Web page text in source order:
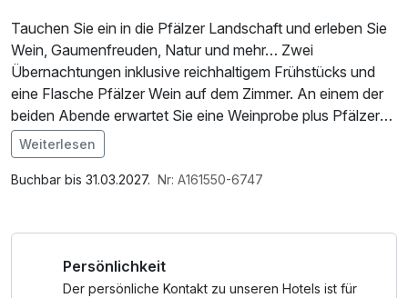
Tauchen Sie ein in die Pfälzer Landschaft und erleben Sie
Wein, Gaumenfreuden, Natur und mehr… Zwei
Übernachtungen inklusive reichhaltigem Frühstücks und
eine Flasche Pfälzer Wein auf dem Zimmer. An einem der
beiden Abende erwartet Sie eine Weinprobe plus Pfälzer
Teller.
Im Angebot enthalten
Parkplatz, W-LAN Nutzung / Internetnutzung
Weiterlesen
Buchbar bis 31.03.2027. Nr: A161550-6747
Persönlichkeit
Der persönliche Kontakt zu unseren Hotels ist für